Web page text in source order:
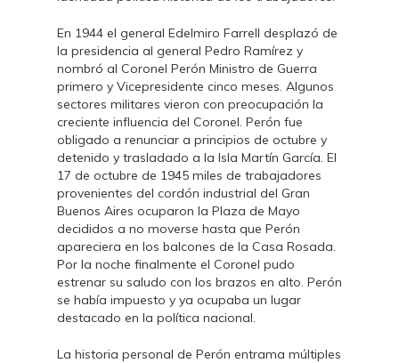
En 1944 el general Edelmiro Farrell desplazó de
la presidencia al general Pedro Ramírez y
nombró al Coronel Perón Ministro de Guerra
primero y Vicepresidente cinco meses. Algunos
sectores militares vieron con preocupación la
creciente influencia del Coronel. Perón fue
obligado a renunciar a principios de octubre y
detenido y trasladado a la Isla Martín García. El
17 de octubre de 1945 miles de trabajadores
provenientes del cordón industrial del Gran
Buenos Aires ocuparon la Plaza de Mayo
decididos a no moverse hasta que Perón
apareciera en los balcones de la Casa Rosada.
Por la noche finalmente el Coronel pudo
estrenar su saludo con los brazos en alto. Perón
se había impuesto y ya ocupaba un lugar
destacado en la política nacional.
La historia personal de Perón entrama múltiples